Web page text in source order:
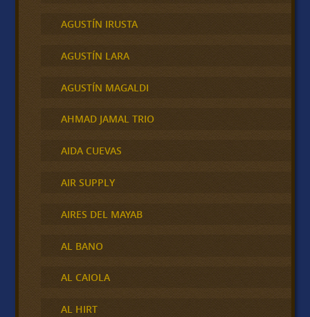
AGUSTÍN IRUSTA
AGUSTÍN LARA
AGUSTÍN MAGALDI
AHMAD JAMAL TRIO
AIDA CUEVAS
AIR SUPPLY
AIRES DEL MAYAB
AL BANO
AL CAIOLA
AL HIRT